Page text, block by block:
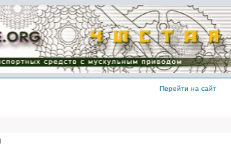
Перейти на сайт